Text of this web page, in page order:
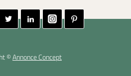
©Annonce Concept